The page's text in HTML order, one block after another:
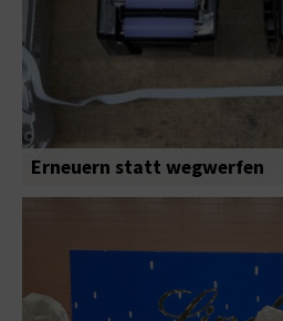
Erneuern statt wegwerfen